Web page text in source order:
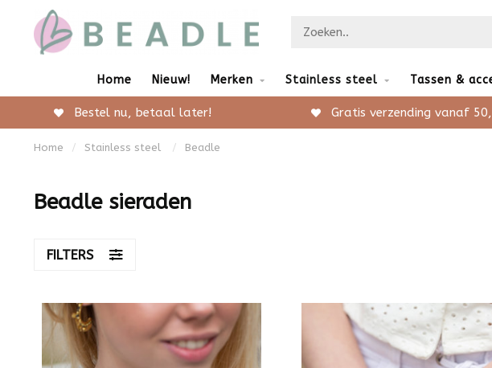
Home Nieuw! Merken Stainless steel Tassen &
Bestel nu, betaal later! Gratis verzending vanaf
Home / Stainless steel / Beadle
Beadle sieraden
FILTERS